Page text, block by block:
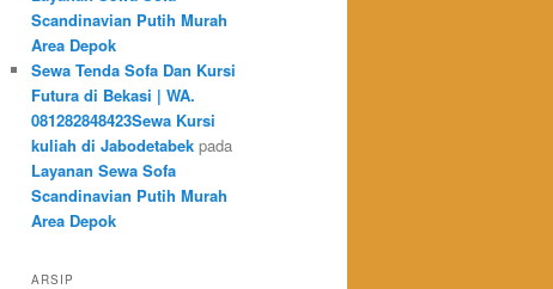
Scandinavian Putih Murah
Area Depok
Sewa Tenda Sofa Dan Kursi
Futura di Bekasi | WA.
081282848423Sewa Kursi
kuliah di Jabodetabek pada
Layanan Sewa Sofa
Scandinavian Putih Murah
Area Depok
ARSIP